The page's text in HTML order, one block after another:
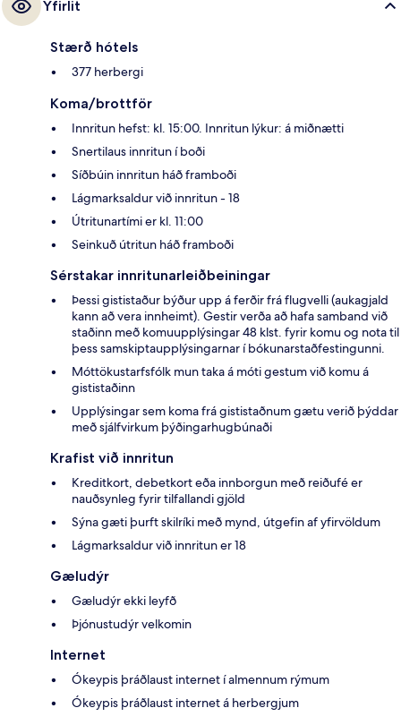
Yfirlit
Stærð hótels
377 herbergi
Koma/brottför
Innritun hefst: kl. 15:00. Innritun lýkur: á miðnætti
Snertilaus innritun í boði
Síðbúin innritun háð framboði
Lágmarksaldur við innritun - 18
Útritunartími er kl. 11:00
Seinkuð útritun háð framboði
Sérstakar innritunarleiðbeiningar
Þessi gististaður býður upp á ferðir frá flugvelli (aukagjald
kann að vera innheimt). Gestir verða að hafa samband við
staðinn með komuupplýsingar 48 klst. fyrir komu og nota til
þess samskiptaupplýsingarnar í bókunarstaðfestingunni.
Móttökustarfsfólk mun taka á móti gestum við komu á
gististaðinn
Upplýsingar sem koma frá gististaðnum gætu verið þýddar
með sjálfvirkum þýðingarhugbúnaði
Krafist við innritun
Kreditkort, debetkort eða innborgun með reiðufé er
nauðsynleg fyrir tilfallandi gjöld
Sýna gæti þurft skilríki með mynd, útgefin af yfirvöldum
Lágmarksaldur við innritun er 18
Gæludýr
Gæludýr ekki leyfð
Þjónustudýr velkomin
Internet
Ókeypis þráðlaust internet í almennum rýmum
Ókeypis þráðlaust internet á herbergjum